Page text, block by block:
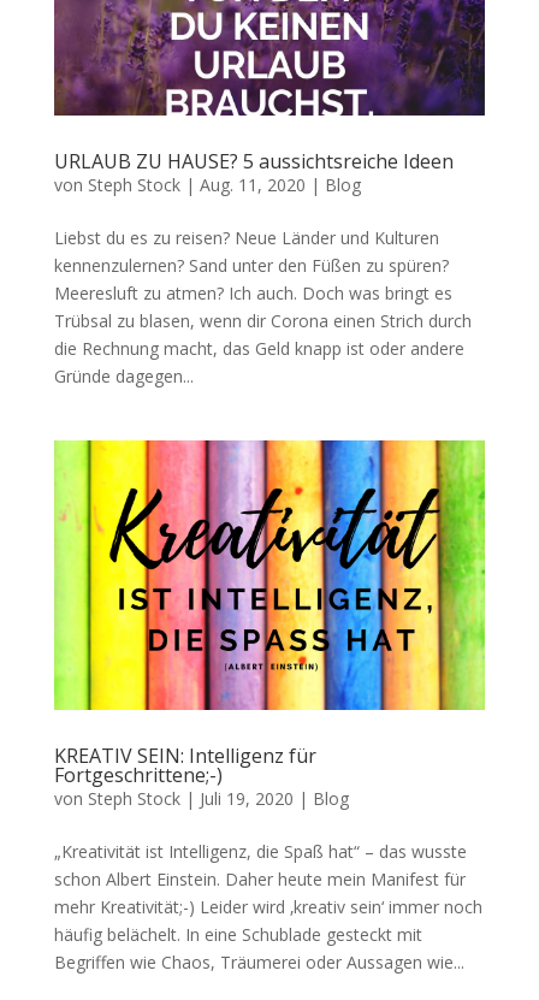
URLAUB ZU HAUSE? 5 aussichtsreiche Ideen
von Steph Stock| Aug. 11, 2020 | Blog
Liebst du es zu reisen? Neue Länder und Kulturen
kennenzulernen? Sand unter den Füßen zu spüren?
Meeresluft zu atmen? Ich auch. Doch was bringt es
Trübsal zu blasen, wenn dir Corona einen Strich durch
die Rechnung macht, das Geld knapp ist oder andere
Gründe dagegen...
KREATIV SEIN: Intelligenz für
Fortgeschrittene;-)
von Steph Stock| Juli 19, 2020 | Blog
„Kreativität ist Intelligenz, die Spaß hat“ – das wusste
schon Albert Einstein. Daher heute mein Manifest für
mehr Kreativität;-) Leider wird ‚kreativ sein‘ immer noch
häufig belächelt. In eine Schublade gesteckt mit
Begriffen wie Chaos, Träumerei oder Aussagen wie...